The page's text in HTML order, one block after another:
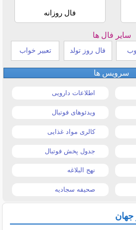
فال روزانه
سایر فال ها
فال روز تولد تعبیر خواب
سرویس ها
اطلاعات دارویی
ویدئوهای فوتبال
کالری مواد غذایی
جدول پخش فوتبال
نهج البلاغه
صحیفه سجادیه
جهان